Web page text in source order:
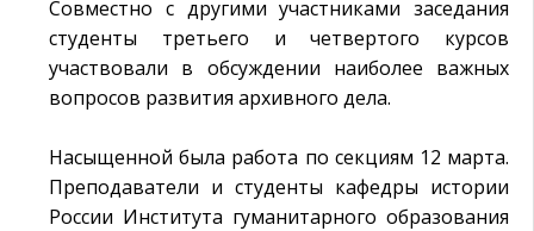
Совместно с другими участниками заседания
студенты третьего и четвертого курсов
участвовали в обсуждении наиболее важных
вопросов развития архивного дела.
Насыщенной была работа по секциям 12 марта.
Преподаватели и студенты кафедры истории
России Института гуманитарного образования